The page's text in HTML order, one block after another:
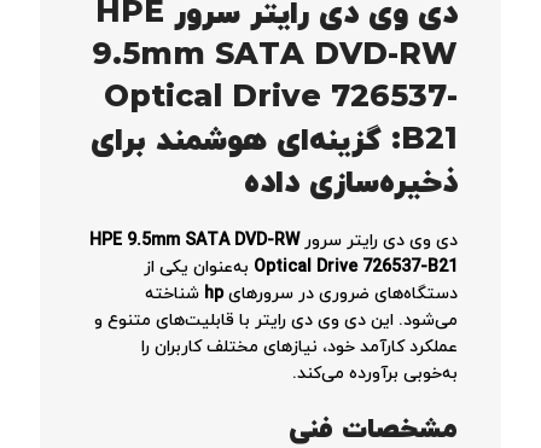
دی وی دی رایتر سرور HPE
9.5mm SATA DVD-RW
Optical Drive 726537-
B21: گزینه‌ای هوشمند برای
ذخیره‌سازی داده
دی وی دی رایتر سرورHPE 9.5mm SATA DVD-RW
Optical Drive 726537-B21 به‌عنوان یکی از
دستگاه‌های ضروری در سرورهایhp شناخته
می‌شود. این دی وی دی رایتر با قابلیت‌های متنوع و
عملکرد کارآمد خود، نیازهای مختلف کاربران را
به‌خوبی برآورده می‌کند.
مشخصات فنی